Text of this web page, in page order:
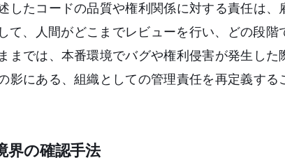
したコードの品質や権利関係に対する責任は、
て、人間がどこまでレビューを行い、どの段階
までは、本番環境でバグや権利侵害が発生した
影にある、組織としての管理責任を再定義する
界の確認手法